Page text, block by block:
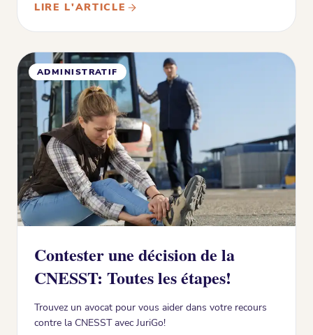
LIRE L'ARTICLE
ADMINISTRATIF
Contester une décision de la
CNESST: Toutes les étapes!
Trouvez un avocat pour vous aider dans votre recours
contre la CNESST avec JuriGo!